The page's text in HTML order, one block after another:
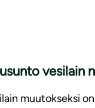
vesilain
muutokseksi